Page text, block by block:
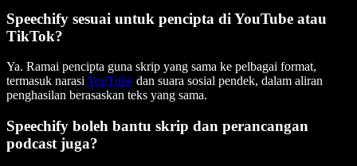
Speechify sesuai untuk pencipta di YouTube atau
TikTok?
Ya. Ramai pencipta guna skrip yang sama ke pelbagai format,
termasuk narasi YouTube dan suara sosial pendek, dalam aliran
penghasilan berasaskan teks yang sama.
Speechify boleh bantu skrip dan perancangan
podcast juga?